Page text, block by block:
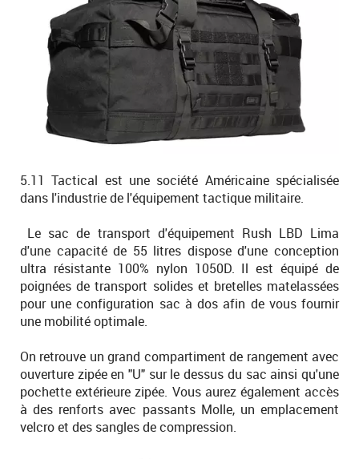
5.11 Tactical est une société Américaine spécialisée
dans l'industrie de l'équipement tactique militaire.
Le sac de transport d'équipement Rush LBD Lima
d'une capacité de 55 litres dispose d'une conception
ultra résistante 100% nylon 1050D. Il est équipé de
poignées de transport solides et bretelles matelassées
pour une configuration sac à dos afin de vous fournir
une mobilité optimale.
On retrouve un grand compartiment de rangement avec
ouverture zipée en "U" sur le dessus du sac ainsi qu'une
pochette extérieure zipée. Vous aurez également accès
à des renforts avec passants Molle, un emplacement
velcro et des sangles de compression.